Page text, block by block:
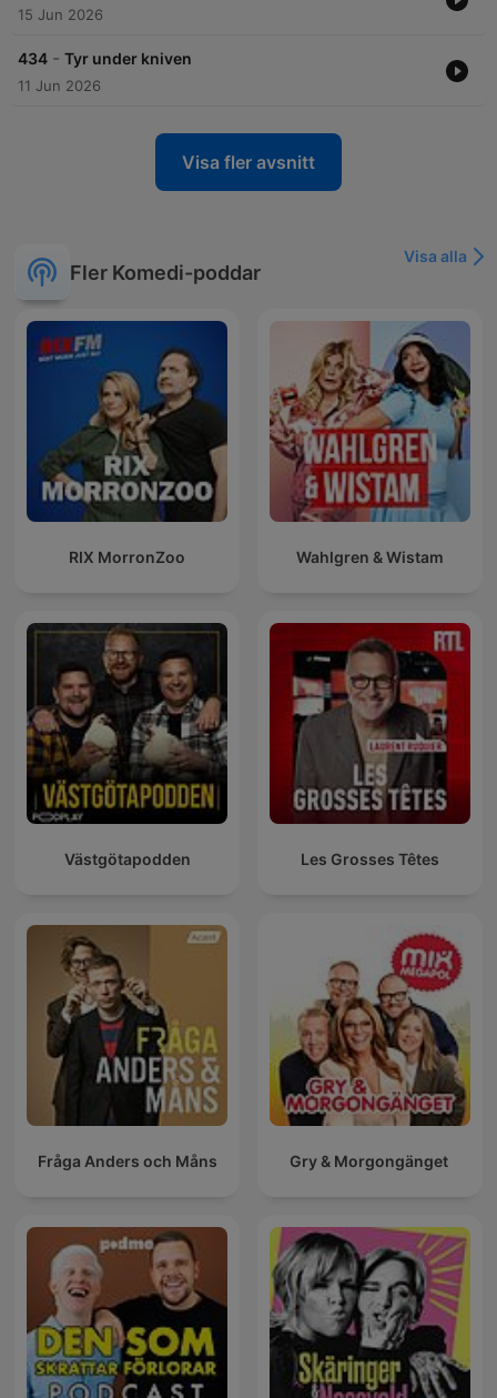
15 Jun 2026
434 - Tyr under kniven
11 Jun 2026
Visa fler avsnitt
Fler Komedi-poddar
Visa alla
RIX MorronZoo Wahlgren & Wistam
Västgötapodden Les Grosses Têtes
Fråga Anders och Måns Gry & Morgongänget